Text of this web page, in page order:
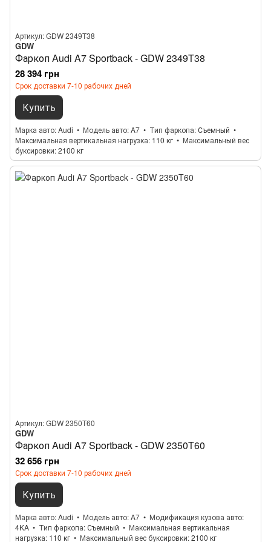
Артикул: GDW 2349T38
GDW
Фаркоп Audi A7 Sportback - GDW 2349T38
28 394 грн
Срок доставки 7-10 рабочих дней
Купить
Марка авто Audi Модель авто A7 Тип фаркопа Съемный
Максимальная вертикальная нагрузка 110 кг
Максимальный вес
буксировки 2100 кг
Артикул: GDW 2350T60
GDW
Фаркоп Audi A7 Sportback - GDW 2350T60
32 656 грн
Срок доставки 7-10 рабочих дней
Купить
Марка авто Audi Модель авто A7
Модификация кузова авто
4KA
Тип фаркопа Съемный
Максимальная вертикальная
нагрузка 110 кг Максимальный вес буксировки 2100 кг